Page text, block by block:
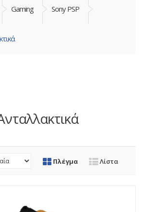
Gaming Sony PSP
Πλέγμα Λίστα